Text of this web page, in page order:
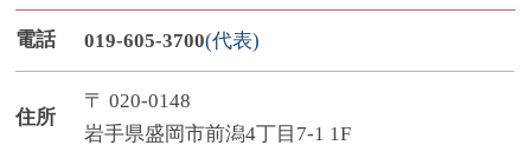
電話 019-605-3700(代表)
住所
〒 020-0148
岩手県盛岡市前潟4丁目7-1 1F